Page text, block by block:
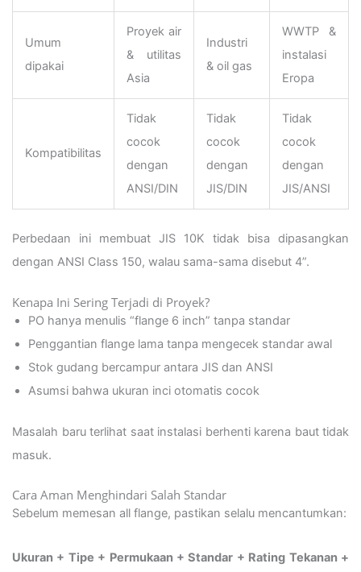
Umum
dipakai
Proyek air
& utilitas
Asia
Industri
& oil gas
WWTP &
instalasi
Eropa
Kompatibilitas
Tidak
cocok
dengan
ANSI/DIN
Tidak
cocok
dengan
JIS/DIN
Tidak
cocok
dengan
JIS/ANSI
Perbedaan ini membuat JIS 10K tidak bisa dipasangkan
dengan ANSI Class 150, walau sama-sama disebut 4”.
Kenapa Ini Sering Terjadi di Proyek?
PO hanya menulis “flange 6 inch” tanpa standar
Penggantian flange lama tanpa mengecek standar awal
Stok gudang bercampur antara JIS dan ANSI
Asumsi bahwa ukuran inci otomatis cocok
Masalah baru terlihat saat instalasi berhenti karena baut tidak
masuk.
Cara Aman Menghindari Salah Standar
Sebelum memesan all flange, pastikan selalu mencantumkan:
Ukuran + Tipe + Permukaan + Standar + Rating Tekanan +